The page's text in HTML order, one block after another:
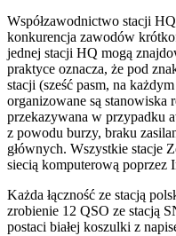
Współzawodnictwo stacji
konkurencja zawodów
jednej stacji HQ mogą
praktyce oznacza, że pod
stacji (sześć pasm, na
organizowane są stanowiska
przekazywana w przypadku
z powodu burzy, braku
głównych. Wszystkie stacje
siecią komputerową poprzez
Każda łączność ze stacją
zrobienie 12 QSO ze stacją
postaci białej koszulki z